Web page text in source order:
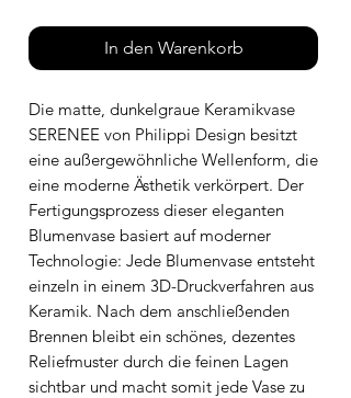
In den Warenkorb
Die matte, dunkelgraue Keramikvase
SERENEE von Philippi Design besitzt
eine außergewöhnliche Wellenform, die
eine moderne Ästhetik verkörpert. Der
Fertigungsprozess dieser eleganten
Blumenvase basiert auf moderner
Technologie: Jede Blumenvase entsteht
einzeln in einem 3D-Druckverfahren aus
Keramik. Nach dem anschließenden
Brennen bleibt ein schönes, dezentes
Reliefmuster durch die feinen Lagen
sichtbar und macht somit jede Vase zu